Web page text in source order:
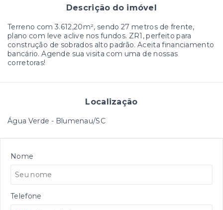
Descrição do imóvel
Terreno com 3.612,20m², sendo 27 metros de frente,
plano com leve aclive nos fundos. ZR1, perfeito para
construção de sobrados alto padrão. Aceita financiamento
bancário. Agende sua visita com uma de nossas
corretoras!
Localização
Água Verde - Blumenau/SC
Nome
Telefone